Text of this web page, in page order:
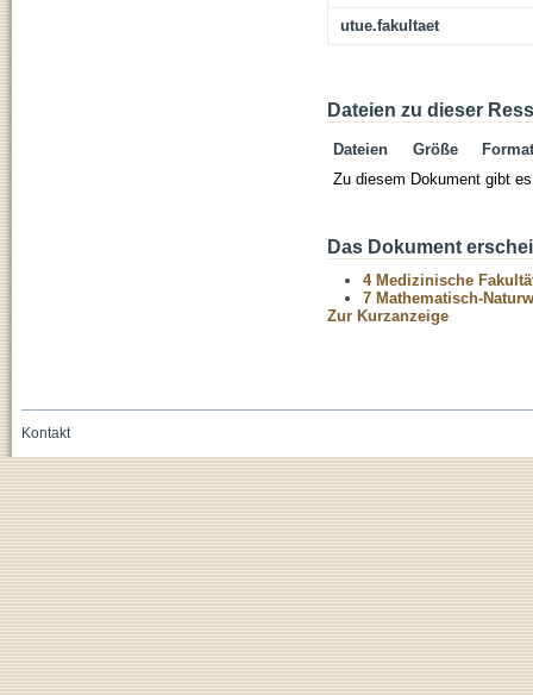
utue.fakultaet
Dateien zu dieser
Dateien Größe
Format
Zu diesem Dokument gibt
Das Dokument
4 Medizinische
7 Mathematisch-
Zur Kurzanzeige
Kontakt